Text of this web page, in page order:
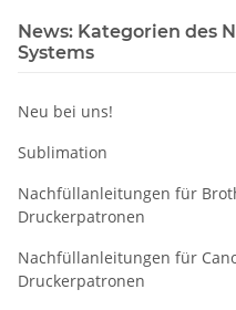
News: Kategorien des
Systems
Neu bei uns!
Sublimation
Nachfüllanleitungen für
Druckerpatronen
Nachfüllanleitungen für
Druckerpatronen